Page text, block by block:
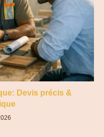
Devis précis &